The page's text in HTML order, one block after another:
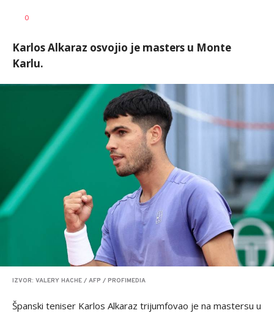
AUTOR
0
Karlos Alkaraz osvojio je masters u Monte
Karlu.
IZVOR: VALERY HACHE / AFP / PROFIMEDIA
Španski teniser Karlos Alkaraz trijumfovao je na mastersu u